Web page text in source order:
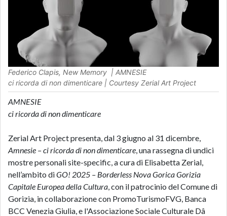
Federico Clapis, New Memory | AMNESIE
ci ricorda di non dimenticare | Courtesy Zerial Art Project
AMNESIE
ci ricorda di non dimenticare
Zerial Art Project presenta, dal 3 giugno al 31 dicembre,
Amnesie – ci ricorda di non dimenticare, una rassegna di undici
mostre personali site-specific, a cura di Elisabetta Zerial,
nell’ambito diGO! 2025 – Borderless Nova Gorica Gorizia
Capitale Europea della Cultura, con il patrocinio del Comune di
Gorizia, in collaborazione con PromoTurismoFVG, Banca
BCC Venezia Giulia, e l'Associazione Sociale Culturale Dâ